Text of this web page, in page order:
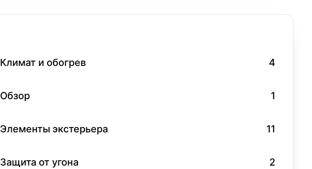
Климат и обогрев 4
Обзор 1
Элементы экстерьера 11
Защита от угона 2